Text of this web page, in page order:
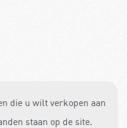
die u wilt verkopen aan
staan op de site.